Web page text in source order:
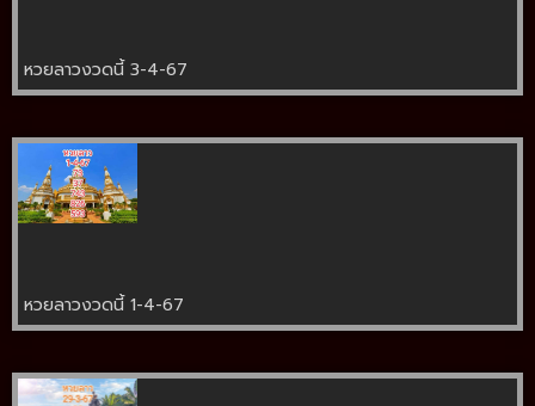
หวยลาวงวดนี้ 3-4-67
หวยลาวงวดนี้ 1-4-67